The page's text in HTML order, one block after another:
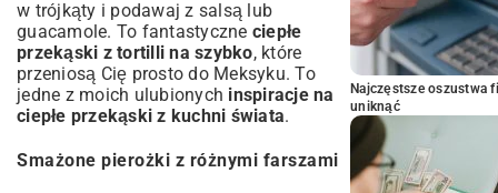
w trójkąty i podawaj z salsą lub
guacamole. To fantastyczne ciepłe
przekąski z tortilli na szybko, które
przeniosą Cię prosto do Meksyku. To
jedne z moich ulubionych inspiracje na
ciepłe przekąski z kuchni świata.
Smażone pierożki z różnymi farszami
Najczęstsze oszustwa
uniknąć